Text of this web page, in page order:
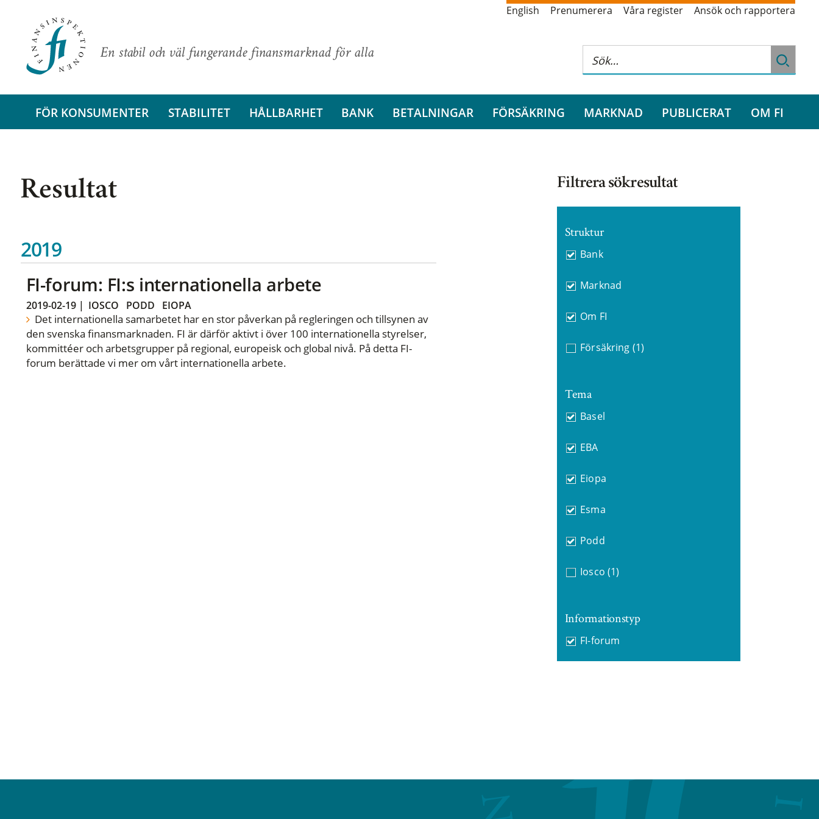
En stabil och väl fungerande finansmarknad för alla
English Prenumerera Våra register Ansök och rapportera
FÖR KONSUMENTER STABILITET HÅLLBARHET BANK BETALNINGAR FÖRSÄKRING MARKNAD PUBLICERAT OM FI
Resultat
2019
FI-forum: FI:s internationella arbete
2019-02-19| IOSCO PODD EIOPA
Det internationella samarbetet har en stor påverkan på regleringen och tillsynen av
den svenska finansmarknaden. FI är därför aktivt i över 100 internationella styrelser,
kommittéer och arbetsgrupper på regional, europeisk och global nivå. På detta FI-
forum berättade vi mer om vårt internationella arbete.
Filtrera sökresultat
Struktur
Bank
Marknad
Om FI
Försäkring (1)
Tema
Basel
EBA
Eiopa
Esma
Podd
Iosco (1)
Informationstyp
FI-forum